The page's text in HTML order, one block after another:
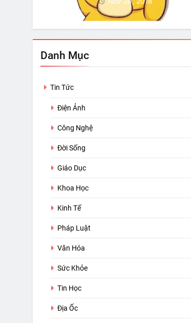
Danh Mục
Tin Tức
Điện Ảnh
Công Nghệ
Đời Sống
Giáo Dục
Khoa Học
Kinh Tế
Pháp Luật
Văn Hóa
Sức Khỏe
Tin Học
Địa Ốc